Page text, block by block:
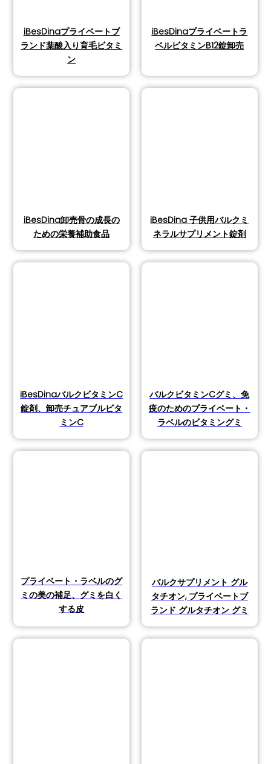
iBesDinaプライベートブ
ランド葉酸入り育毛ビタミ
ン
iBesDinaプライベートラ
ベルビタミンB12錠卸売
iBesDina卸売骨の成長の
ための栄養補助食品
iBesDina 子供用バルクミ
ネラルサプリメント錠剤
iBesDinaバルクビタミンC
錠剤、卸売チュアブルビタ
ミンC
バルクビタミンCグミ、免
疫のためのプライベート・
ラベルのビタミングミ
プライベート・ラベルのグ
ミの美の補足、グミを白く
する皮
バルクサプリメント グル
タチオン, プライベートブ
ランド グルタチオン グミ